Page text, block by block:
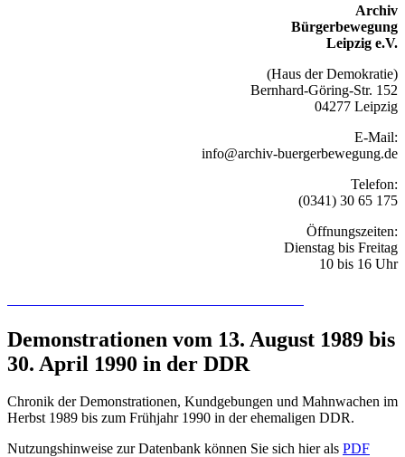
Archiv
Bürgerbewegung
Leipzig e.V.
(Haus der Demokratie)
Bernhard-Göring-Str. 152
04277 Leipzig
E-Mail:
info@archiv-buergerbewegung.de
Telefon:
(0341) 30 65 175
Öffnungszeiten:
Dienstag bis Freitag
10 bis 16 Uhr
Demonstrationen vom 13. August 1989 bis
30. April 1990 in der DDR
Chronik der Demonstrationen, Kundgebungen und Mahnwachen im
Herbst 1989 bis zum Frühjahr 1990 in der ehemaligen DDR.
Nutzungshinweise zur Datenbank können Sie sich hier als PDF